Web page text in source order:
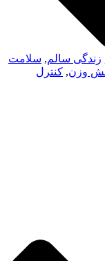
زندگی سالم, سلامت
وزن, کنترل